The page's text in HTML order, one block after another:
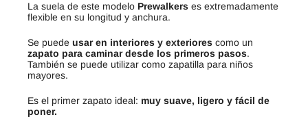
La suela de este modelo Prewalkers es extremadamente
flexible en su longitud y anchura.
Se puede usar en interiores y exteriores como un
zapato para caminar desde los primeros pasos.
También se puede utilizar como zapatilla para niños
mayores.
Es el primer zapato ideal: muy suave, ligero y fácil de
poner.